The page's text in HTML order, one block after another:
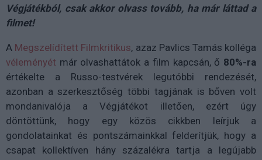
Végjátékból, csak akkor olvass tovább, ha már láttad a
filmet!
A Megszelídített Filmkritikus, azaz Pavlics Tamás kolléga
véleményét már olvashattátok a film kapcsán, ő 80%-ra
értékelte a Russo-testvérek legutóbbi rendezését,
azonban a szerkesztőség többi tagjának is bőven volt
mondanivalója a Végjátékot illetően, ezért úgy
döntöttünk, hogy egy közös cikkben leírjuk a
gondolatainkat és pontszámainkkal felderítjük, hogy a
csapat kollektíven hány százalékra tartja a legújabb